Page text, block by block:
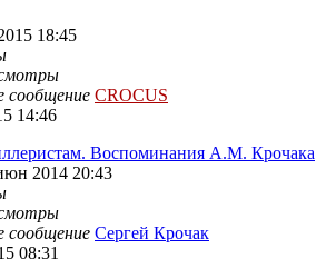
18:45
сообщение CROCUS
14:46
Воспоминания А.М. Крочака
2014 20:43
сообщение Сергей Крочак
08:31